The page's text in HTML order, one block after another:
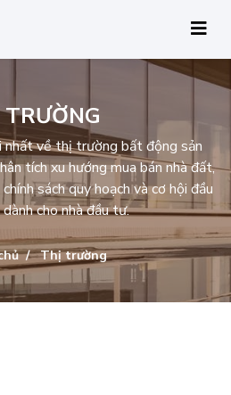
về thị trường bất động sản
tích xu hướng mua bán nhà đất,
sách quy hoạch và cơ hội đầu
cho nhà đầu tư.
Thị trường